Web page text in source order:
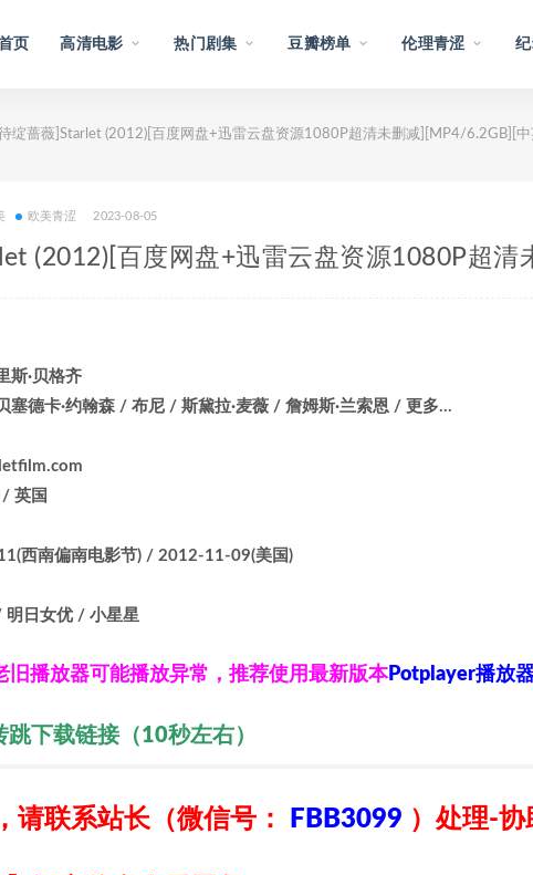
页 高清电影 热门剧集 豆瓣榜单 伦理青涩
绽蔷薇]Starlet (2012)[百度网盘+迅雷云盘资源1080P超清未删减][MP4/6.2GB][中
欧美青涩 2023-08-05
(2012)[百度网盘+迅雷云盘资源1080P超
斯·贝格齐
塞德卡·约翰森 / 布尼 / 斯黛拉·麦薇 / 詹姆斯·兰索恩 / 更多…
英国
西南偏南电影节) / 2012-11-09(美国)
日女优 / 小星星
旧播放器可能播放异常，推荐使用最新版本Potplayer播放
下载链接（10秒左右）
请联系站长（微信号： FBB3099 ） 处理-协